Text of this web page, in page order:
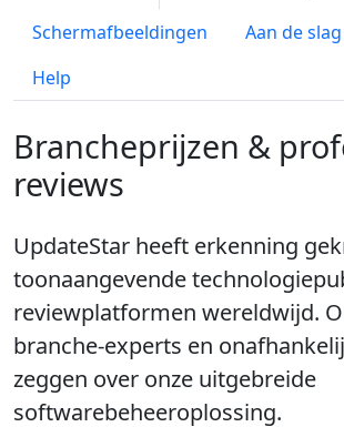
Schermafbeeldingen
Aan de slag
Help
Brancheprijzen &
reviews
UpdateStar heeft erkenning
toonaangevende
reviewplatformen wereldwijd.
branche-experts en
zeggen over onze uitgebreide
softwarebeheeroplossing.